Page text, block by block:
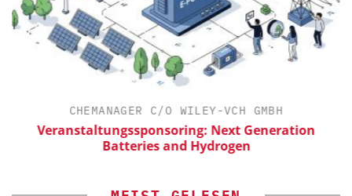
CHEMANAGER C/O WILEY-VCH GMBH
Veranstaltungssponsoring: Next Generation
Batteries and Hydrogen